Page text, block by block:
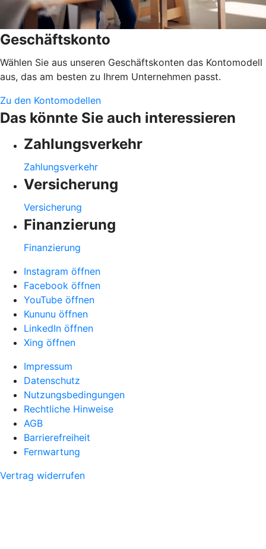
Geschäftskonto
Wählen Sie aus unseren Geschäftskonten das Kontomodell
aus, das am besten zu Ihrem Unternehmen passt.
Zu den Kontomodellen
Das könnte Sie auch interessieren
Zahlungsverkehr
Zahlungsverkehr
Versicherung
Versicherung
Finanzierung
Finanzierung
Instagram öffnen
Facebook öffnen
YouTube öffnen
Kununu öffnen
LinkedIn öffnen
Xing öffnen
Impressum
Datenschutz
Nutzungsbedingungen
Rechtliche Hinweise
AGB
Barrierefreiheit
Fernwartung
Vertrag widerrufen